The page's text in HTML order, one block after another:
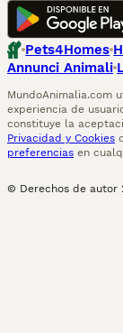
Pets4Homes
Annunci Animali
MundoAnimalia.com
experiencia de
constituye la
Privacidad y Cookies
preferencias en
© Derechos de autor